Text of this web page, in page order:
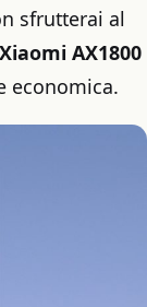
sfrutterai al
AX1800
economica.